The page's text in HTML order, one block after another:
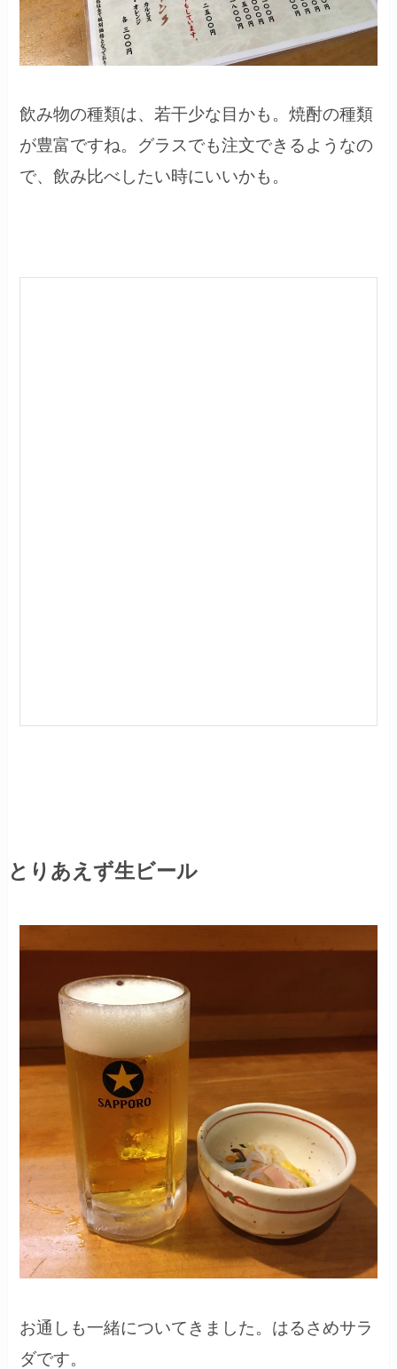
飲み物の種類は、若干少な目かも。焼酎の種類
が豊富ですね。グラスでも注文できるようなの
で、飲み比べしたい時にいいかも。
とりあえず生ビール
お通しも一緒についてきました。はるさめサラ
ダです。